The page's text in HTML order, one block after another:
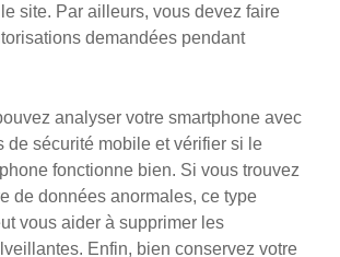
site. Par ailleurs, vous devez faire
demandées pendant
analyser votre smartphone avec
de sécurité mobile et vérifier si le
fonctionne bien. Si vous trouvez
de données anormales, ce type
vous aider à supprimer les
Enfin, bien conservez votre